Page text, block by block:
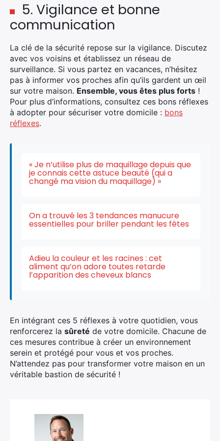
5. Vigilance et bonne
communication
La clé de la sécurité repose sur la vigilance. Discutez
avec vos voisins et établissez un réseau de
surveillance. Si vous partez en vacances, n’hésitez
pas à informer vos proches afin qu’ils gardent un œil
sur votre maison. Ensemble, vous êtes plus forts !
Pour plus d’informations, consultez ces bons réflexes
à adopter pour sécuriser votre domicile : bons
réflexes.
« Je n’utilise plus de maquillage depuis que
je connais cette astuce beauté (qui a
changé ma vision du maquillage) »
On a trouvé les 3 tendances manucure
essentielles pour briller pendant les fêtes
Adieu la couleur et les racines : cet
aliment qu’on adore toutes retarde
l’apparition des cheveux blancs
En intégrant ces 5 réflexes à votre quotidien, vous
renforcerez la sûreté de votre domicile. Chacune de
ces mesures contribue à créer un environnement
serein et protégé pour vous et vos proches.
N’attendez pas pour transformer votre maison en un
véritable bastion de sécurité !